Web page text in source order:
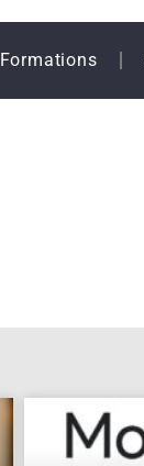
Formations